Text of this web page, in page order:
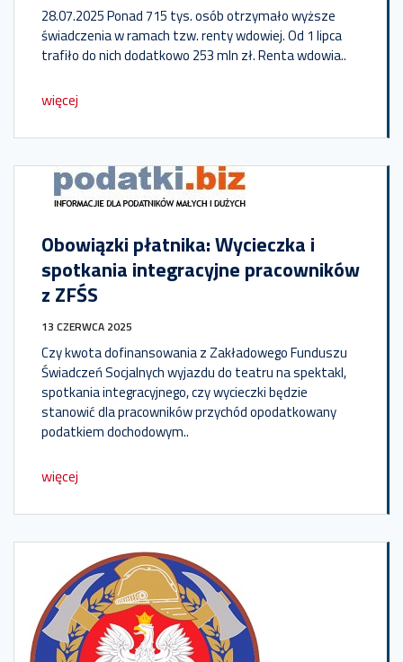
28.07.2025 Ponad 715 tys. osób otrzymało wyższe
świadczenia w ramach tzw. renty wdowiej. Od 1 lipca
trafiło do nich dodatkowo 253 mln zł. Renta wdowia..
więcej
Obowiązki płatnika: Wycieczka i
spotkania integracyjne pracowników
z ZFŚS
13 CZERWCA 2025
Czy kwota dofinansowania z Zakładowego Funduszu
Świadczeń Socjalnych wyjazdu do teatru na spektakl,
spotkania integracyjnego, czy wycieczki będzie
stanowić dla pracowników przychód opodatkowany
podatkiem dochodowym..
więcej